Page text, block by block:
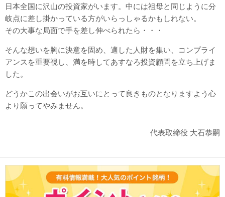
日本全国に沢山の投資家がいます。中には祖母と同じように分
岐点に差し掛かっている方がいらっしゃるかもしれない。
その大事な局面で手を差し伸べられたら・・・
そんな想いを胸に決意を固め、適した人財を集い、コンプライ
アンスを重要視し、満を時してあすなろ投資顧問を立ち上げま
した。
どうかこの出会いがお互いにとって良きものとなりますよう心
より願ってやみません。
代表取締役 大石恭嗣